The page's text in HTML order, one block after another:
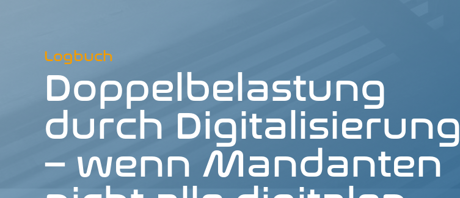
Logbuch
Dop­pel­be­las­tung
durch Digi­ta­li­sie­rung
– wenn Man­dan­ten